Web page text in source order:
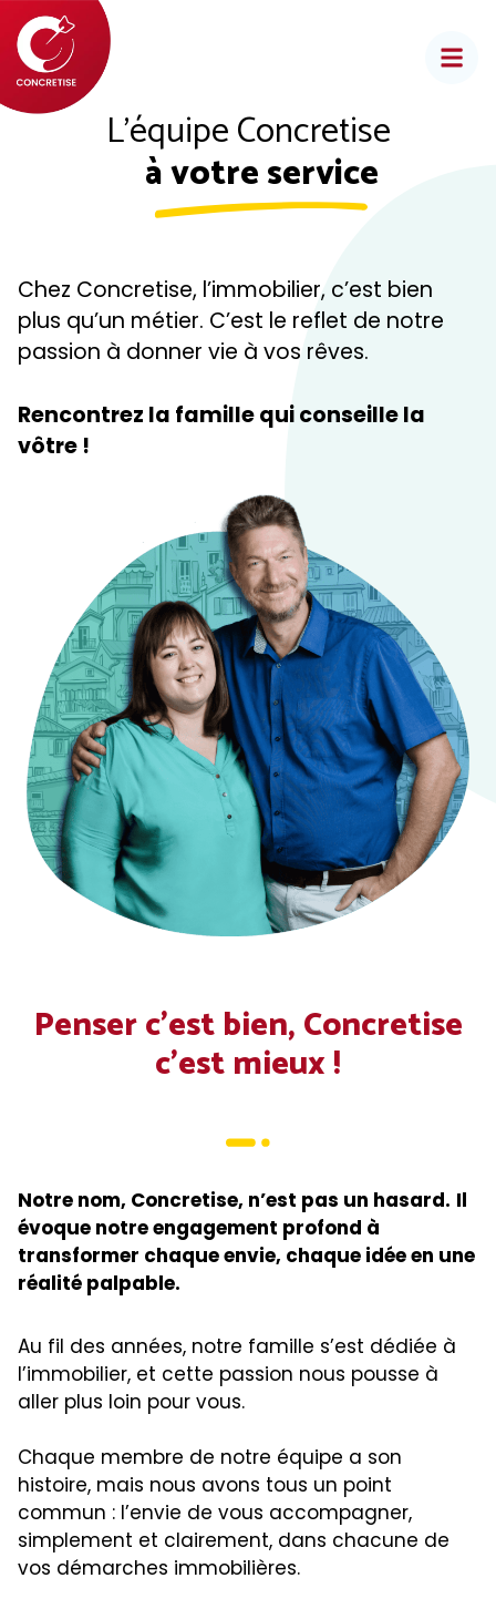
Aller
au
contenu
L’équipe Concretise
à votre service
Chez Concretise, l’immobilier, c’est bien
plus qu’un métier. C’est le reflet de notre
passion à donner vie à vos rêves.
Rencontrez la famille qui conseille la
vôtre !
Penser c’est bien, Concretise
c’est mieux !
Notre nom, Concretise, n’est pas un hasard. Il
évoque notre engagement profond à
transformer chaque envie, chaque idée en une
réalité palpable.
Au fil des années, notre famille s’est dédiée à
l’immobilier, et cette passion nous pousse à
aller plus loin pour vous.
Chaque membre de notre équipe a son
histoire, mais nous avons tous un point
commun : l’envie de vous accompagner,
simplement et clairement, dans chacune de
vos démarches immobilières.